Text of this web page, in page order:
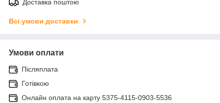
Доставка поштою
Всі умови доставки
Умови оплати
Післяплата
Готівкою
Онлайн оплата на карту 5375-4115-0903-5536